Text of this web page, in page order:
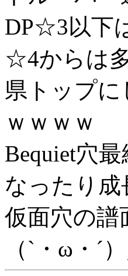
DP☆3以下
☆4からは
県トップ
ｗｗｗｗ
Bequiet穴
なったり
仮面穴の譜
（`・ω・´